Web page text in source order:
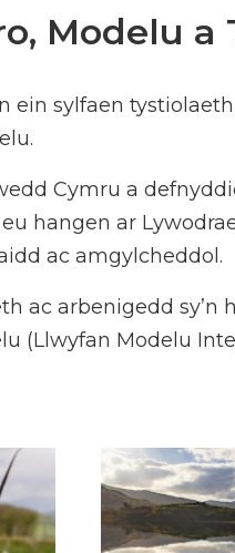
Modelu a
ein sylfaen
Cymru a
hangen ar
ac amgylcheddol.
ac arbenigedd
(Llwyfan Modelu